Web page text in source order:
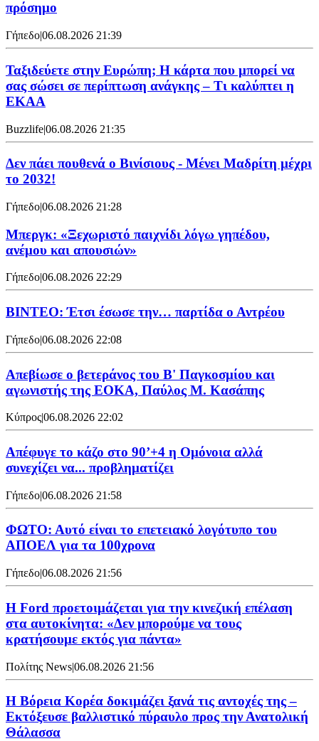
πρόσημο
Γήπεδο|06.08.2026 21:39
Ταξιδεύετε στην Ευρώπη; Η κάρτα που μπορεί να
σας σώσει σε περίπτωση ανάγκης – Τι καλύπτει η
ΕΚΑΑ
Buzzlife|06.08.2026 21:35
Δεν πάει πουθενά ο Βινίσιους - Μένει Μαδρίτη μέχρι
το 2032!
Γήπεδο|06.08.2026 21:28
Μπεργκ: «Ξεχωριστό παιχνίδι λόγω γηπέδου,
ανέμου και απουσιών»
Γήπεδο|06.08.2026 22:29
ΒΙΝΤΕΟ: Έτσι έσωσε την… παρτίδα ο Αντρέου
Γήπεδο|06.08.2026 22:08
Απεβίωσε ο βετεράνος του Β' Παγκοσμίου και
αγωνιστής της ΕΟΚΑ, Παύλος Μ. Κασάπης
Κύπρος|06.08.2026 22:02
Απέφυγε το κάζο στο 90’+4 η Ομόνοια αλλά
συνεχίζει να... προβληματίζει
Γήπεδο|06.08.2026 21:58
ΦΩΤΟ: Αυτό είναι το επετειακό λογότυπο του
ΑΠΟΕΛ για τα 100χρονα
Γήπεδο|06.08.2026 21:56
Η Ford προετοιμάζεται για την κινεζική επέλαση
στα αυτοκίνητα: «Δεν μπορούμε να τους
κρατήσουμε εκτός για πάντα»
Πολίτης News|06.08.2026 21:56
Η Βόρεια Κορέα δοκιμάζει ξανά τις αντοχές της –
Εκτόξευσε βαλλιστικό πύραυλο προς την Ανατολική
Θάλασσα